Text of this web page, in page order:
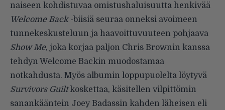
naiseen kohdistuvaa omistushaluisuutta henkivää
Welcome Back-biisiä seuraa onneksi avoimeen
tunnekeskusteluun ja haavoittuvuuteen pohjaava
Show Me, joka korjaa paljon Chris Brownin kanssa
tehdyn Welcome Backin muodostamaa
notkahdusta. Myös albumin loppupuolelta löytyvä
Survivors Guiltkoskettaa, käsitellen vilpittömin
sanankääntein Joey Badassin kahden läheisen eli